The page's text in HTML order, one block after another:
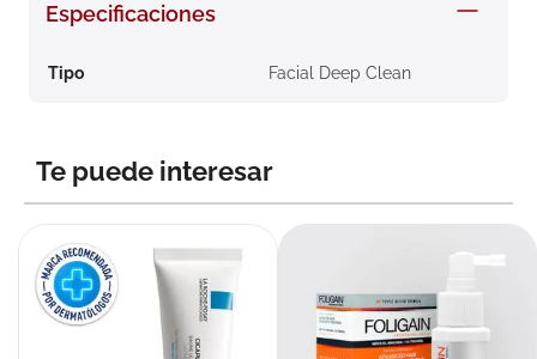
Especificaciones
Tipo Facial Deep Clean
Te puede interesar
10.neumoflux